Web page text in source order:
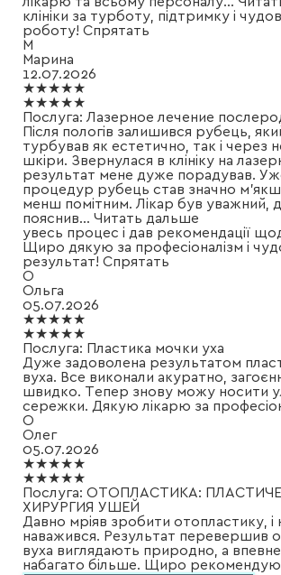
клініки за турботу, підтримку і
роботу! Спрятать
М
Марина
12.07.2026
★★★★★
★★★★★
Послуга: Лазерное лечение
Після пологів залишився рубець,
турбував як естетично, так і через
шкіри. Звернулася в клініку на
результат мене дуже порадував.
процедур рубець став значно
менш помітним. Лікар був уважний,
пояснив... Читать дальше
увесь процес і дав рекомендації
Щиро дякую за професіоналізм і
результат! Спрятать
О
Ольга
05.07.2026
★★★★★
★★★★★
Послуга: Пластика мочки уха
Дуже задоволена результатом
вуха. Все виконали акуратно,
швидко. Тепер знову можу носити
сережки. Дякую лікарю за
О
Олег
05.07.2026
★★★★★
★★★★★
Послуга: ОТОПЛАСТИКА:
ХИРУРГИЯ УШЕЙ
Давно мріяв зробити отопластику, і
наважився. Результат перевершив
вуха виглядають природно, а
набагато більше. Щиро рекомендую